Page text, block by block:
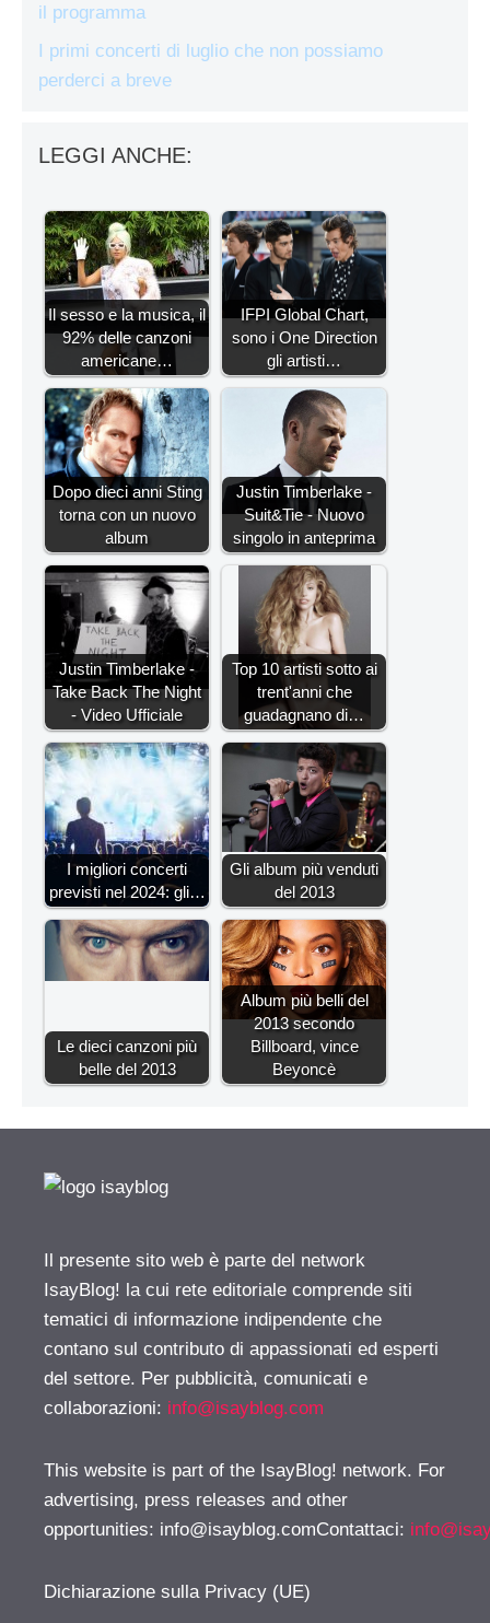
il programma
I primi concerti di luglio che non possiamo
perderci a breve
LEGGI ANCHE:
Il sesso e la musica, il
92% delle canzoni
americane…
IFPI Global Chart,
sono i One Direction
gli artisti…
Dopo dieci anni Sting
torna con un nuovo
album
Justin Timberlake -
Suit&Tie - Nuovo
singolo in anteprima
Justin Timberlake -
Take Back The Night
- Video Ufficiale
Top 10 artisti sotto ai
trent'anni che
guadagnano di…
I migliori concerti
previsti nel 2024: gli…
Gli album più venduti
del 2013
Le dieci canzoni più
belle del 2013
Album più belli del
2013 secondo
Billboard, vince
Beyoncè
Il presente sito web è parte del network
IsayBlog! la cui rete editoriale comprende siti
tematici di informazione indipendente che
contano sul contributo di appassionati ed esperti
del settore. Per pubblicità, comunicati e
collaborazioni: info@isayblog.com
This website is part of the IsayBlog! network. For
advertising, press releases and other
opportunities: info@isayblog.comContattaci:
Dichiarazione sulla Privacy (UE)